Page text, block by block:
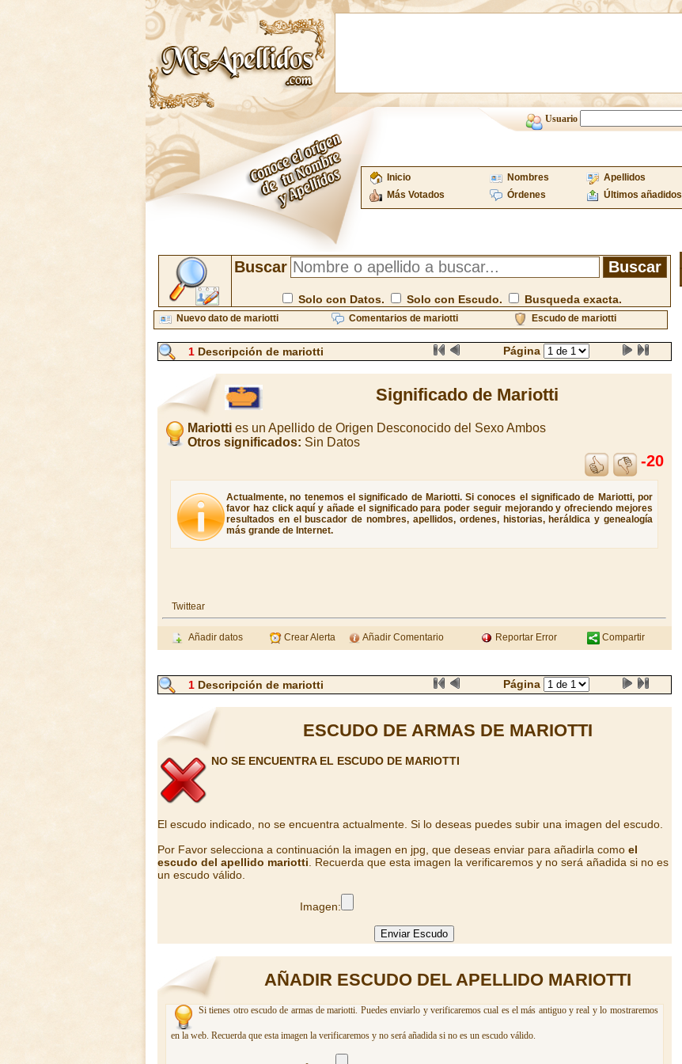
Usuario
Inicio Nombres Apellidos
Más Votados
Órdenes Últimos añadidos
Buscar
Solo con Datos. Solo con Escudo. Busqueda exacta.
Nuevo dato de mariotti Comentarios de mariotti Escudo de mariotti
1Descripción de mariotti Página
Significado de Mariotti
Mariotti es un Apellido de Origen Desconocido del Sexo Ambos
Otros significados: Sin Datos
-20
Actualmente, no tenemos el significado de Mariotti. Si conoces el significado de Mariotti, por
favor haz click aquí y añade el significado para poder seguir mejorando y ofreciendo mejores
resultados en el buscador de nombres, apellidos, ordenes, historias, heráldica y genealogía
más grande de Internet.
Twittear
Añadir datos Crear Alerta Añadir Comentario Reportar Error Compartir
1Descripción de mariotti Página
ESCUDO DE ARMAS DE MARIOTTI
NO SE ENCUENTRA EL ESCUDO DE MARIOTTI
El escudo indicado, no se encuentra actualmente. Si lo deseas puedes subir una imagen del escudo.
Por Favor selecciona a continuación la imagen en jpg, que deseas enviar para añadirla como el
escudo del apellido mariotti . Recuerda que esta imagen la verificaremos y no será añadida si no es
un escudo válido.
Imagen:
AÑADIR ESCUDO DEL APELLIDO MARIOTTI
Si tienes otro escudo de armas de mariotti. Puedes enviarlo y verificaremos cual es el más antiguo y real y lo mostraremos
en la web. Recuerda que esta imagen la verificaremos y no será añadida si no es un escudo válido.